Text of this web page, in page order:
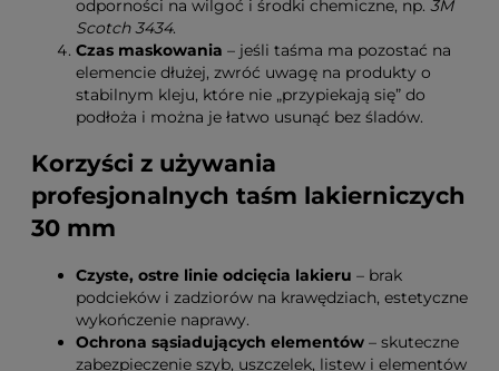
odporności na wilgoć i środki chemiczne, np. 3M
Scotch 3434.
Czas maskowania – jeśli taśma ma pozostać na
elemencie dłużej, zwróć uwagę na produkty o
stabilnym kleju, które nie „przypiekają się” do
podłoża i można je łatwo usunąć bez śladów.
Korzyści z używania
profesjonalnych taśm lakierniczych
30 mm
Czyste, ostre linie odcięcia lakieru – brak
podcieków i zadziorów na krawędziach, estetyczne
wykończenie naprawy.
Ochrona sąsiadujących elementów – skuteczne
zabezpieczenie szyb, uszczelek, listew i elementów